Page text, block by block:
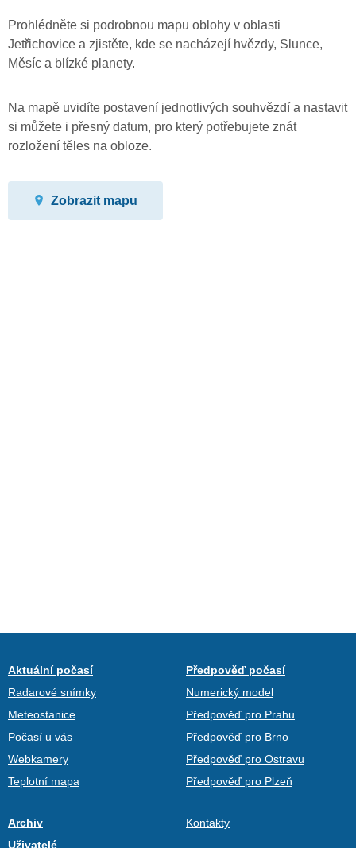
Prohlédněte si podrobnou mapu oblohy v oblasti
Jetřichovice a zjistěte, kde se nacházejí hvězdy, Slunce,
Měsíc a blízké planety.
Na mapě uvidíte postavení jednotlivých souhvězdí a nastavit
si můžete i přesný datum, pro který potřebujete znát
rozložení těles na obloze.
Zobrazit mapu
Aktuální počasí
Radarové snímky
Meteostanice
Počasí u vás
Webkamery
Teplotní mapa
Předpověď počasí
Numerický model
Předpověď pro Prahu
Předpověď pro Brno
Předpověď pro Ostravu
Předpověď pro Plzeň
Archiv
Uživatelé
Kontakty